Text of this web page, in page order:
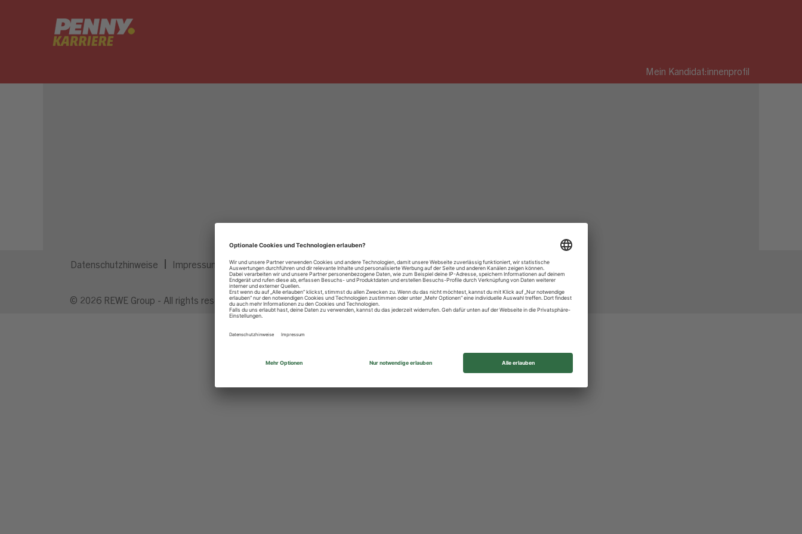
Mein Kandidat:innenprofil
Datenschutzhinweise Impressum Privatsphäre-Einstellungen
© 2026 REWE Group - All rights reserved